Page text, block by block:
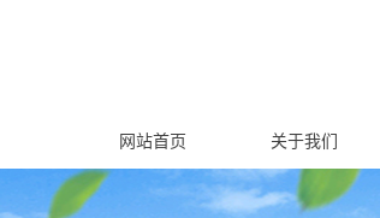
网站首页 关于我们